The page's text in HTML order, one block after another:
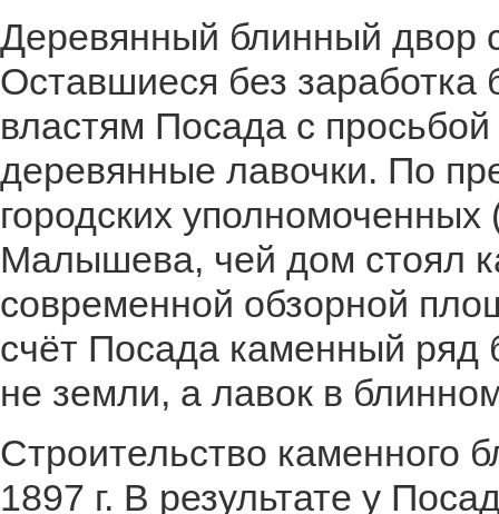
Деревянный блинный двор
Оставшиеся без заработка
властям Посада с
деревянные лавочки. По
городских
Малышева, чей дом стоял
современной обзорной
счёт Посада каменный
не земли, а лавок в
Строительство каменного
1897 г. В результате у